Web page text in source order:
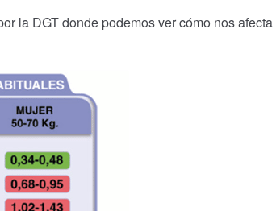
la DGT donde podemos ver cómo nos afecta